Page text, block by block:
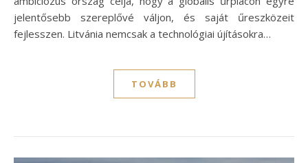
jelentősebb szereplővé váljon, és saját űreszközeit
fejlesszen. Litvánia nemcsak a technológiai újításokra…
TOVÁBB